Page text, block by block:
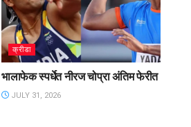
क्रीडा
भालाफेक स्पर्धेत नीरज चोप्रा अंतिम फेरीत
JULY 31, 2026